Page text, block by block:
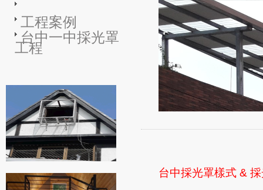
工程案例
台中一中採光罩
工程
台中採光罩樣式 &